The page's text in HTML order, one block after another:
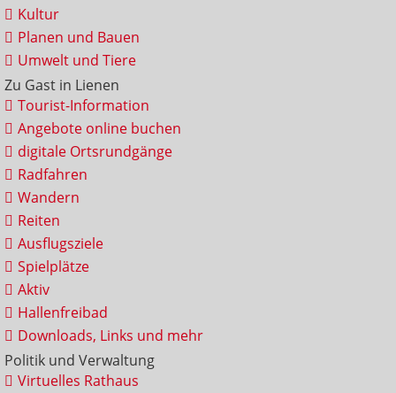
Kultur
Planen und Bauen
Umwelt und Tiere
Zu Gast in Lienen
Tourist-Information
Angebote online buchen
digitale Ortsrundgänge
Radfahren
Wandern
Reiten
Ausflugsziele
Spielplätze
Aktiv
Hallenfreibad
Downloads, Links und mehr
Politik und Verwaltung
Virtuelles Rathaus